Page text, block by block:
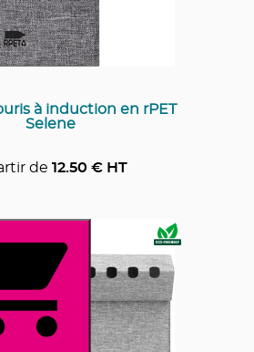
à induction en rPET
Selene
de 12.50 € HT